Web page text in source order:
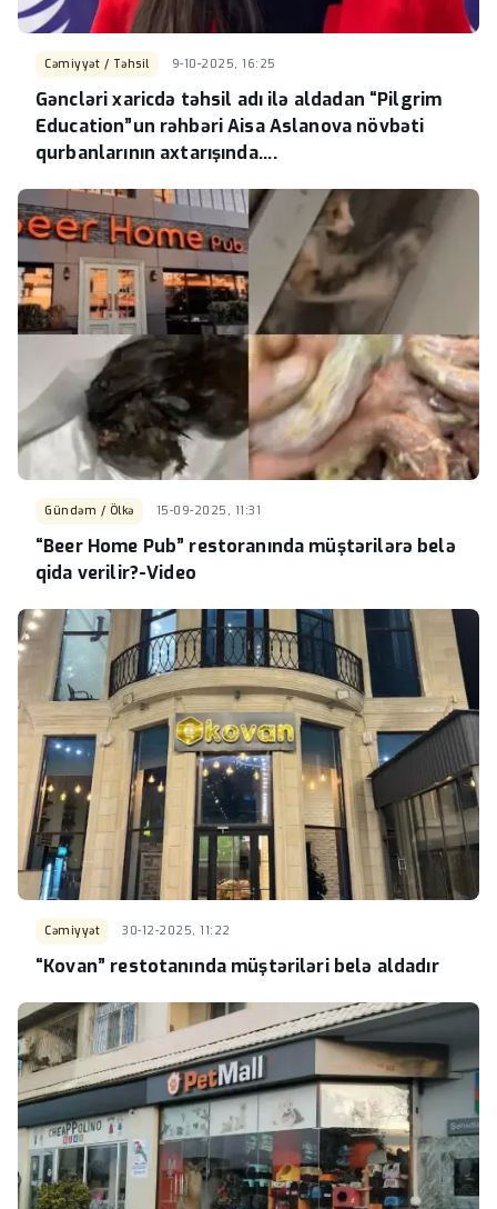
Cəmiyyət / Təhsil 9-10-2025, 16:25
Gəncləri xaricdə təhsil adı ilə aldadan “Pilgrim
Education”un rəhbəri Aisa Aslanova növbəti
qurbanlarının axtarışında….
Gündəm / Ölkə 15-09-2025, 11:31
“Beer Home Pub” restoranında müştərilərə belə
qida verilir?-Video
Cəmiyyət 30-12-2025, 11:22
“Kovan” restotanında müştəriləri belə aldadır